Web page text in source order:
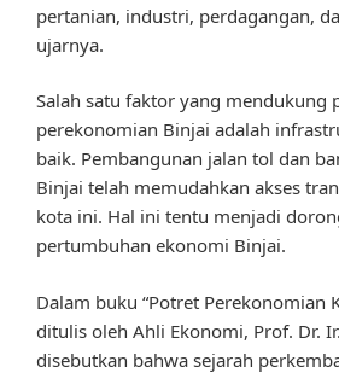
pertanian, industri, perdagangan,
ujarnya.
Salah satu faktor yang mendukung
perekonomian Binjai adalah
baik. Pembangunan jalan tol dan
Binjai telah memudahkan akses
kota ini. Hal ini tentu menjadi
pertumbuhan ekonomi Binjai.
Dalam buku “Potret Perekonomian
ditulis oleh Ahli Ekonomi, Prof. Dr.
disebutkan bahwa sejarah